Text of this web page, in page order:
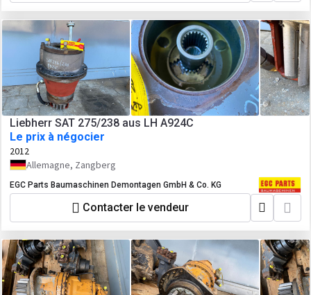
Liebherr SAT 275/238 aus LH A924C
Le prix à négocier
2012
Allemagne, Zangberg
EGC Parts Baumaschinen Demontagen GmbH & Co. KG
Contacter le vendeur